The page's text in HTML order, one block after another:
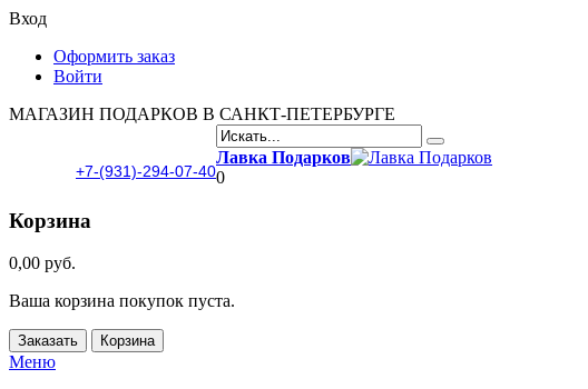
Вход
Оформить заказ
Войти
МАГАЗИН ПОДАРКОВ В САНКТ-ПЕТЕРБУРГЕ
+7-(931)-294-07-40
Лавка Подарков
0
Корзина
0,00 руб.
Ваша корзина покупок пуста.
Заказать Корзина
Меню